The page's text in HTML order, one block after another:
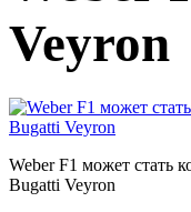
Veyron
Weber F1 может стать
Bugatti Veyron